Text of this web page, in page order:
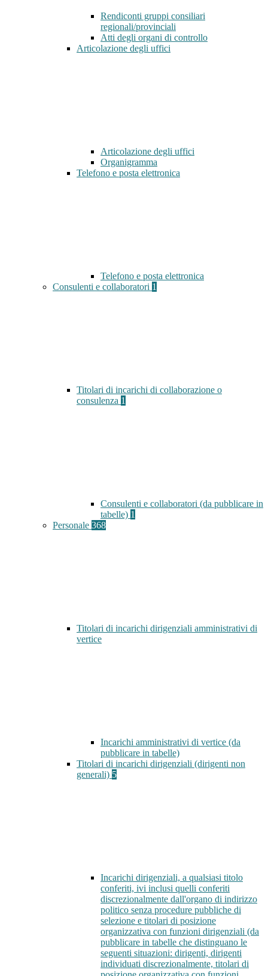
Rendiconti gruppi consiliari
regionali/provinciali
Atti degli organi di controllo
Articolazione degli uffici
Articolazione degli uffici
Organigramma
Telefono e posta elettronica
Telefono e posta elettronica
Consulenti e collaboratori 1
Titolari di incarichi di collaborazione o
consulenza 1
Consulenti e collaboratori (da pubblicare in
tabelle) 1
Personale 368
Titolari di incarichi dirigenziali amministrativi di
vertice
Incarichi amministrativi di vertice (da
pubblicare in tabelle)
Titolari di incarichi dirigenziali (dirigenti non
generali) 5
Incarichi dirigenziali, a qualsiasi titolo
conferiti, ivi inclusi quelli conferiti
discrezionalmente dall'organo di indirizzo
politico senza procedure pubbliche di
selezione e titolari di posizione
organizzativa con funzioni dirigenziali (da
pubblicare in tabelle che distinguano le
seguenti situazioni: dirigenti, dirigenti
individuati discrezionalmente, titolari di